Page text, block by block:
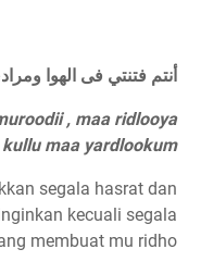
أنتم فتنتي فى الهوا
, maa ridlooya
maa yardlookum
segala hasrat dan
kecuali segala
membuat mu ridho